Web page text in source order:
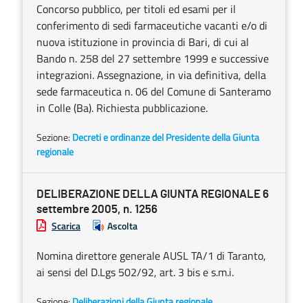
Concorso pubblico, per titoli ed esami per il
conferimento di sedi farmaceutiche vacanti e/o di
nuova istituzione in provincia di Bari, di cui al
Bando n. 258 del 27 settembre 1999 e successive
integrazioni. Assegnazione, in via definitiva, della
sede farmaceutica n. 06 del Comune di Santeramo
in Colle (Ba). Richiesta pubblicazione.
Sezione: Decreti e ordinanze del Presidente della Giunta
regionale
DELIBERAZIONE DELLA GIUNTA REGIONALE 6
settembre 2005, n. 1256
Scarica Ascolta
Nomina direttore generale AUSL TA/1 di Taranto,
ai sensi del D.Lgs 502/92, art. 3 bis e s.m.i.